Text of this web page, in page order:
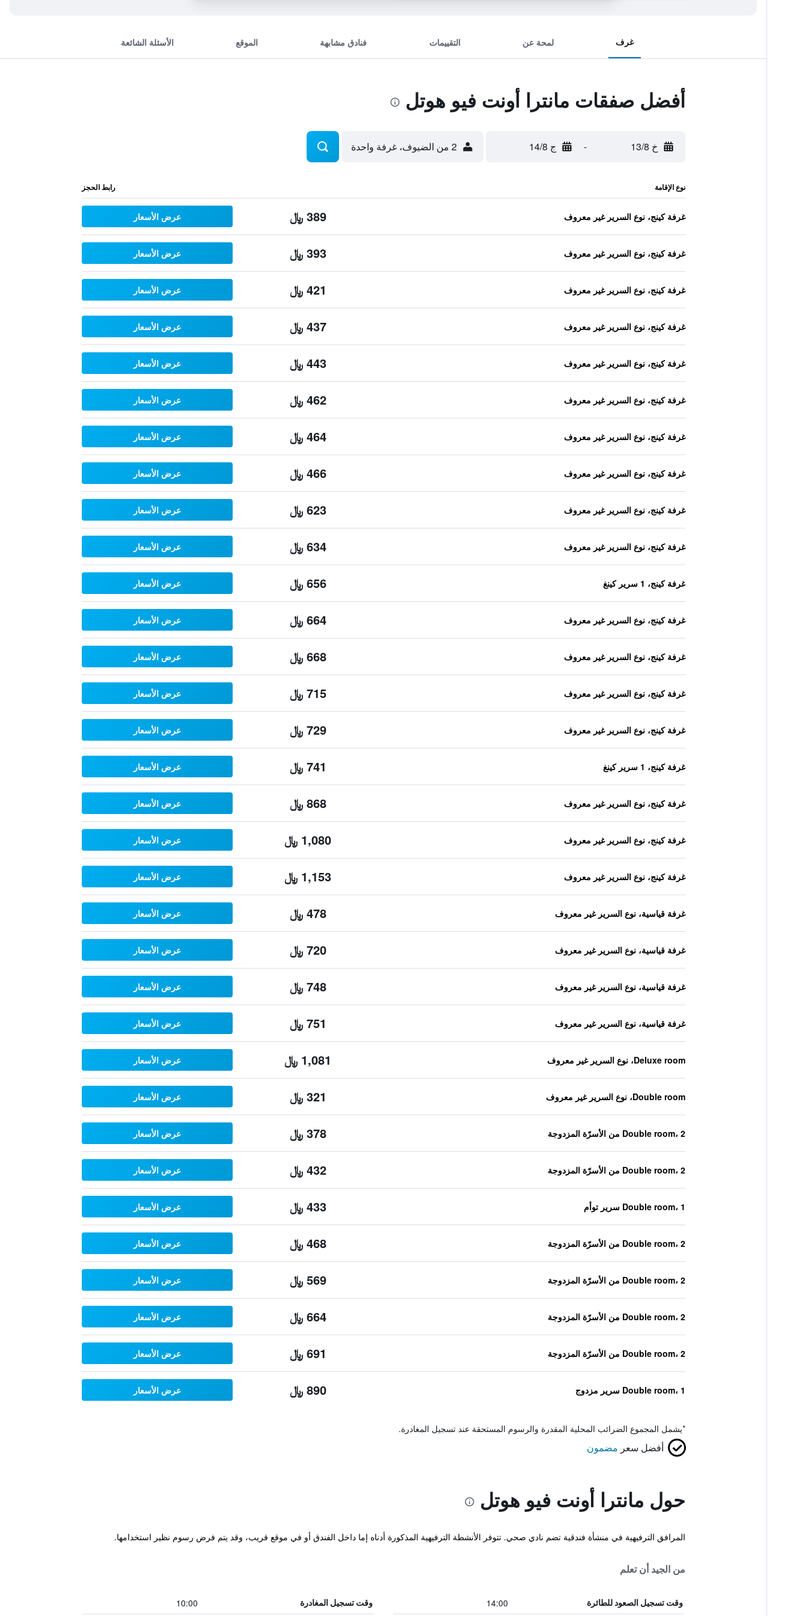
غرف لمحة عن التقييمات فنادق مشابهة الموقع الأسئلة الشائعة
أفضل صفقات مانترا أونت فيو هوتل
خ 13/8 - ج 14/8 2 من الضيوف، غرفة واحدة
نوع الإقامة رابط الحجز
غرفة كينج، نوع السرير غير معروف 389 ﷼ عرض الأسعار
غرفة كينج، نوع السرير غير معروف 393 ﷼ عرض الأسعار
غرفة كينج، نوع السرير غير معروف 421 ﷼ عرض الأسعار
غرفة كينج، نوع السرير غير معروف 437 ﷼ عرض الأسعار
غرفة كينج، نوع السرير غير معروف 443 ﷼ عرض الأسعار
غرفة كينج، نوع السرير غير معروف 462 ﷼ عرض الأسعار
غرفة كينج، نوع السرير غير معروف 464 ﷼ عرض الأسعار
غرفة كينج، نوع السرير غير معروف 466 ﷼ عرض الأسعار
غرفة كينج، نوع السرير غير معروف 623 ﷼ عرض الأسعار
غرفة كينج، نوع السرير غير معروف 634 ﷼ عرض الأسعار
غرفة كينج، 1 سرير كينغ 656 ﷼ عرض الأسعار
غرفة كينج، نوع السرير غير معروف 664 ﷼ عرض الأسعار
غرفة كينج، نوع السرير غير معروف 668 ﷼ عرض الأسعار
غرفة كينج، نوع السرير غير معروف 715 ﷼ عرض الأسعار
غرفة كينج، نوع السرير غير معروف 729 ﷼ عرض الأسعار
غرفة كينج، 1 سرير كينغ 741 ﷼ عرض الأسعار
غرفة كينج، نوع السرير غير معروف 868 ﷼ عرض الأسعار
غرفة كينج، نوع السرير غير معروف 1,080 ﷼ عرض الأسعار
غرفة كينج، نوع السرير غير معروف 1,153 ﷼ عرض الأسعار
غرفة قياسية، نوع السرير غير معروف 478 ﷼ عرض الأسعار
غرفة قياسية، نوع السرير غير معروف 720 ﷼ عرض الأسعار
غرفة قياسية، نوع السرير غير معروف 748 ﷼ عرض الأسعار
غرفة قياسية، نوع السرير غير معروف 751 ﷼ عرض الأسعار
Deluxe room، نوع السرير غير معروف 1,081 ﷼ عرض الأسعار
Double room، نوع السرير غير معروف 321 ﷼ عرض الأسعار
Double room، 2 من الأسرّة المزدوجة 378 ﷼ عرض الأسعار
Double room، 2 من الأسرّة المزدوجة 432 ﷼ عرض الأسعار
Double room، 1 سرير توأم 433 ﷼ عرض الأسعار
Double room، 2 من الأسرّة المزدوجة 468 ﷼ عرض الأسعار
Double room، 2 من الأسرّة المزدوجة 569 ﷼ عرض الأسعار
Double room، 2 من الأسرّة المزدوجة 664 ﷼ عرض الأسعار
Double room، 2 من الأسرّة المزدوجة 691 ﷼ عرض الأسعار
Double room، 1 سرير مزدوج 890 ﷼ عرض الأسعار
*يشمل المجموع الضرائب المحلية المقدرة والرسوم المستحقة عند تسجيل المغادرة.
أفضل سعر مضمون
حول مانترا أونت فيو هوتل
المرافق الترفيهية في منشأة فندقية تضم نادي صحي. تتوفر الأنشطة الترفيهية المذكورة أدناه إما داخل الفندق أو في موقع قريب، وقد يتم فرض رسوم نظير استخدامها.
من الجيد أن تعلم
وقت تسجيل الصعود للطائرة 14:00 وقت تسجيل المغادرة
10:00